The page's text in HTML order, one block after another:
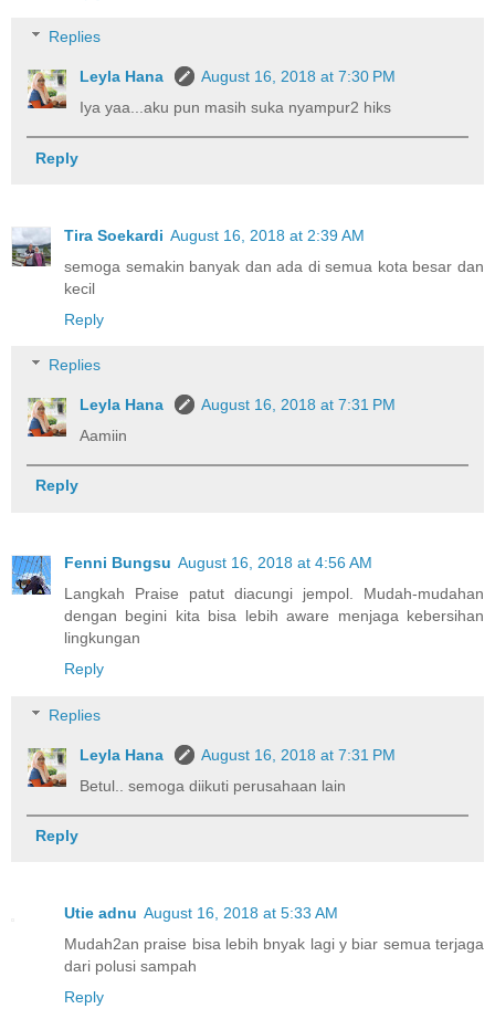
Replies
Leyla Hana
August 16, 2018 at 7:30 PM
Iya yaa...aku pun masih suka nyampur2 hiks
Reply
Tira Soekardi August 16, 2018 at 2:39 AM
semoga semakin banyak dan ada di semua kota besar dan
kecil
Reply
Replies
Leyla Hana
August 16, 2018 at 7:31 PM
Aamiin
Reply
Fenni Bungsu August 16, 2018 at 4:56 AM
Langkah Praise patut diacungi jempol. Mudah-mudahan
dengan begini kita bisa lebih aware menjaga kebersihan
lingkungan
Reply
Replies
Leyla Hana
August 16, 2018 at 7:31 PM
Betul.. semoga diikuti perusahaan lain
Reply
Utie adnu August 16, 2018 at 5:33 AM
Mudah2an praise bisa lebih bnyak lagi y biar semua terjaga
dari polusi sampah
Reply